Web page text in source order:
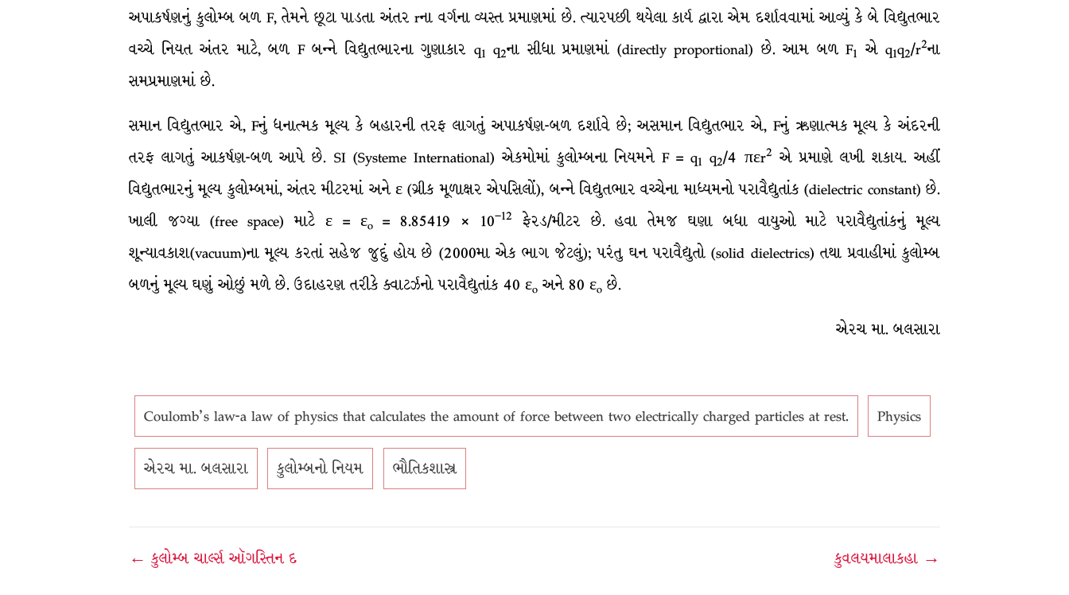
અપાકર્ષણનું કુલોમ્બ બળ F, તેમને છૂટા પાડતા અંતર rના વર્ગના વ્યસ્ત પ્રમાણમાં છે. ત્યારપછી થયેલા કાર્ય દ્વારા એમ દર્શાવવામાં આવ્યું કે બે વિદ્યુતભાર
વચ્ચે નિયત અંતર માટે, બળ F બન્ને વિદ્યુતભારના ગુણાકાર q1 q2ના સીધા પ્રમાણમાં (directly proportional) છે. આમ બળ F1 એ q1q2/r2ના
સમપ્રમાણમાં છે.
સમાન વિદ્યુતભાર એ, Fનું ધનાત્મક મૂલ્ય કે બહારની તરફ લાગતું અપાકર્ષણ-બળ દર્શાવે છે; અસમાન વિદ્યુતભાર એ, Fનું ઋણાત્મક મૂલ્ય કે અંદરની
તરફ લાગતું આકર્ષણ-બળ આપે છે. SI (Systeme International) એકમોમાં કુલોમ્બના નિયમને F = q1 q2/4 πεr2 એ પ્રમાણે લખી શકાય. અહીં
વિદ્યુતભારનું મૂલ્ય કુલોમ્બમાં, અંતર મીટરમાં અને ε (ગ્રીક મૂળાક્ષર એપસિલોં), બન્ને વિદ્યુતભાર વચ્ચેના માધ્યમનો પરાવૈદ્યુતાંક (dielectric constant) છે.
ખાલી જગ્યા (free space) માટે ε = εo= 8.85419 × 10–12
ફેરડ/મીટર છે. હવા તેમજ ઘણા બધા વાયુઓ માટે પરાવૈદ્યુતાંકનું મૂલ્ય
શૂન્યાવકાશ(vacuum)ના મૂલ્ય કરતાં સહેજ જુદું હોય છે (2000મા એક ભાગ જેટલું); પરંતુ ઘન પરાવૈદ્યુતો (solid dielectrics) તથા પ્રવાહીમાં કુલોમ્બ
બળનું મૂલ્ય ઘણું ઓછું મળે છે. ઉદાહરણ તરીકે ક્વાટર્ઝનો પરાવૈદ્યુતાંક 40 εo અને 80 εo છે.
એરચ મા. બલસારા
Coulomb's law-a law of physics that calculates the amount of force between two electrically charged particles at rest. Physics
એરચ મા. બલસારા કુલોમ્બનો નિયમ ભૌતિકશાસ્ત્ર
Post
← કુલોમ્બ ચાર્લ્સ ઑગસ્તિન દ કુવલયમાલાકહા →